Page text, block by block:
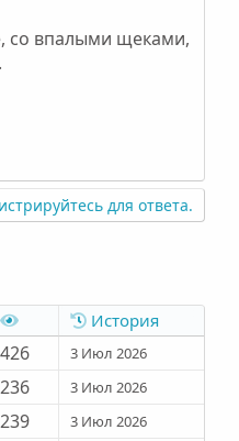
со впалыми щеками,
для ответа.
История
426 3 Июл 2026
236 3 Июл 2026
239 3 Июл 2026